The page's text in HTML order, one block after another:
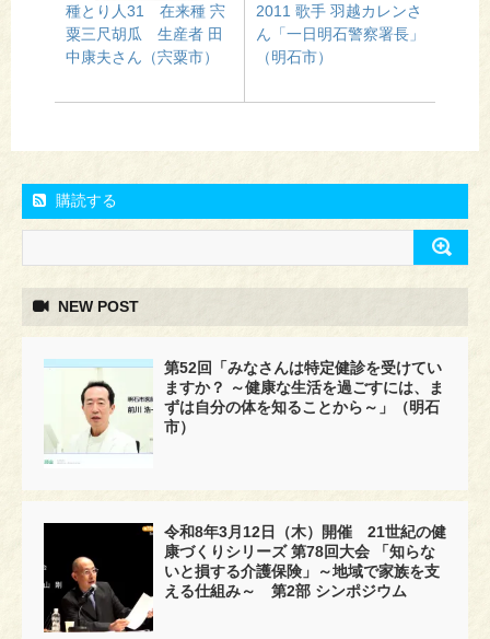
種とり人31 在来種 宍
粟三尺胡瓜 生産者 田
中康夫さん（宍粟市）
2011 歌手 羽越カレンさ
ん「一日明石警察署長」
（明石市）
購読する
NEW POST
第52回「みなさんは特定健診を受けてい
ますか？ ～健康な生活を過ごすには、ま
ずは自分の体を知ることから～」（明石
市）
令和8年3月12日（木）開催 21世紀の健
康づくりシリーズ 第78回大会 「知らな
いと損する介護保険」～地域で家族を支
える仕組み～ 第2部 シンポジウム